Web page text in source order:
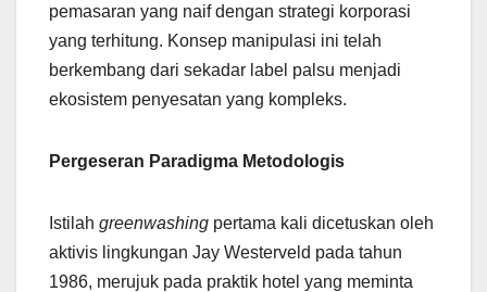
pemasaran yang naif dengan strategi korporasi
yang terhitung. Konsep manipulasi ini telah
berkembang dari sekadar label palsu menjadi
ekosistem penyesatan yang kompleks.
Pergeseran Paradigma Metodologis
Istilah greenwashing pertama kali dicetuskan oleh
aktivis lingkungan Jay Westerveld pada tahun
1986, merujuk pada praktik hotel yang meminta